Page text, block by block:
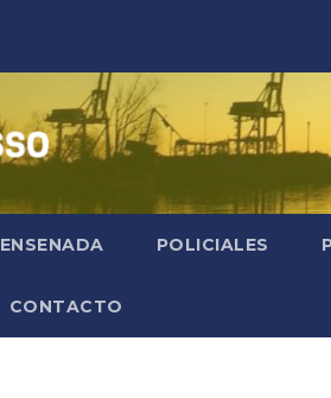
ENSENADA POLICIALES
CONTACTO